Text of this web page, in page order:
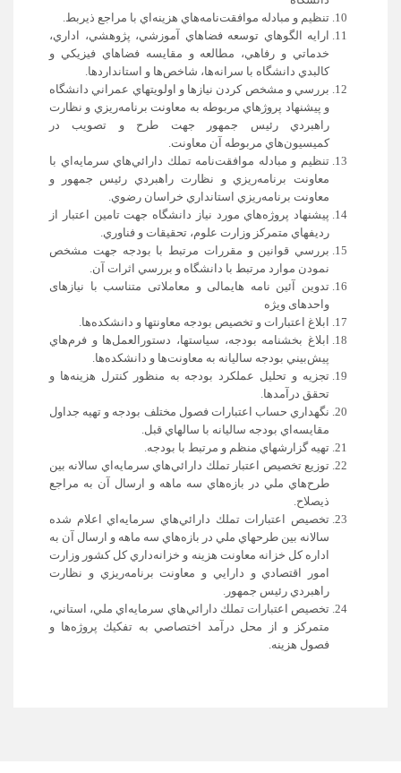
تنظيم و مبادله موافقت‌نامه‌هاي هزينه‌اي با مراجع ذيربط.
ارايه الگوهاي توسعه فضاهاي آموزشي، پژوهشي، اداري،
خدماتي و رفاهي، مطالعه و مقايسه فضاهاي فيزيكي و
كالبدي دانشگاه با سرانه‌ها، شاخص‌ها و استانداردها.
بررسي و مشخص كردن نيازها و اولويتهاي عمراني دانشگاه
و پيشنهاد پروژهاي مربوطه به معاونت برنامه‌ريزي و نظارت
راهبردي رئيس جمهور جهت طرح و تصويب در
كميسيون‌هاي مربوطه آن معاونت.
تنظيم و مبادله موافقت‌نامه‌ تملك دارائي‌هاي سرمايه‌اي با
معاونت برنامه‌ريزي و نظارت راهبردي رئيس جمهور و
معاونت برنامه‌ريزي استانداري خراسان رضوي.
پيشنهاد پروژه‌هاي مورد نياز دانشگاه جهت تامين اعتبار از
رديفهاي متمركز وزارت علوم، تحقيقات و فناوري.
بررسي قوانين و مقررات مرتبط با بودجه جهت مشخص
نمودن موارد مرتبط با دانشگاه و بررسي اثرات آن.
تدوین آئین نامه هایمالی و معاملاتی متناسب با نیازهای
واحدهای ویژه
ابلاغ اعتبارات و تخصيص بودجه معاونتها و دانشكده‌ها.
ابلاغ بخشنامه بودجه، سياست‏ها، دستورالعمل‌ها و فرم‌هاي
پيش‌بيني بودجه ساليانه به معاونت‌ها و دانشكده‌ها.
تجزيه و تحليل عملكرد بودجه به منظور كنترل هزينه‌ها و
تحقق درآمدها.
نگهداري حساب اعتبارات فصول مختلف بودجه و تهيه جداول
مقايسه‌اي بودجه ساليانه با سالهاي قبل.
تهيه گزارشهاي منظم و مرتبط با بودجه.
توزيع تخصيص اعتبار تملك دارائي‌هاي سرمايه‌اي سالانه بين
طرح‌هاي ملي در بازه‌هاي سه ماهه و ارسال آن به مراجع
تخصيص اعتبارات تملك دارائي‌هاي سرمايه‌اي اعلام شده
سالانه بين طرحهاي ملي در بازه‌هاي سه ماهه و ارسال آن به
اداره كل خزانه معاونت هزينه و خزانه‌داري كل كشور وزارت
امور اقتصادي و دارايي و معاونت برنامه‌ريزي و نظارت
راهبردي رئيس جمهور.
تخصيص اعتبارات تملك دارائي‌هاي سرمايه‌اي ملي، استاني،
متمركز و از محل درآمد اختصاصي به تفكيك پروژه‌ها و